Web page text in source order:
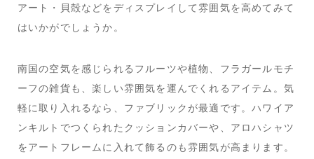
アート・貝殻などをディスプレイして雰囲気を高めてみて
はいかがでしょうか。
南国の空気を感じられるフルーツや植物、フラガールモチ
ーフの雑貨も、楽しい雰囲気を運んでくれるアイテム。気
軽に取り入れるなら、ファブリックが最適です。ハワイア
ンキルトでつくられたクッションカバーや、アロハシャツ
をアートフレームに入れて飾るのも雰囲気が高まります。